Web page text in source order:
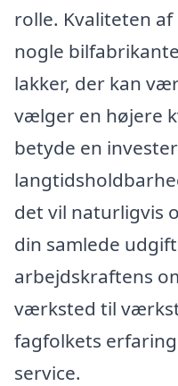
rolle. Kvaliteten
nogle
lakker, der kan
vælger en højere
betyde en
det vil naturligvis
din samlede
arbejdskraftens
værksted til
fagfolkets
service.